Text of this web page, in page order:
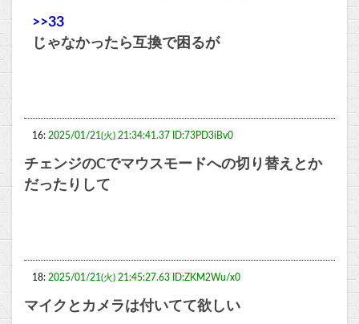
>>33
じゃなかったら互換で困るが
16: 2025/01/21(火) 21:34:41.37 ID:73PD3iBv0
チェンジのCでマウスモードへの切り替えとか
だったりして
18: 2025/01/21(火) 21:45:27.63 ID:ZKM2Wu/x0
マイクとカメラは付いてて欲しい